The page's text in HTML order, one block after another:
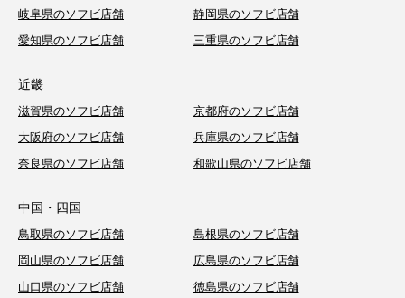
岐阜県のソフビ店舗
静岡県のソフビ店舗
愛知県のソフビ店舗
三重県のソフビ店舗
近畿
滋賀県のソフビ店舗
京都府のソフビ店舗
大阪府のソフビ店舗
兵庫県のソフビ店舗
奈良県のソフビ店舗
和歌山県のソフビ店舗
中国・四国
鳥取県のソフビ店舗
島根県のソフビ店舗
岡山県のソフビ店舗
広島県のソフビ店舗
山口県のソフビ店舗
徳島県のソフビ店舗